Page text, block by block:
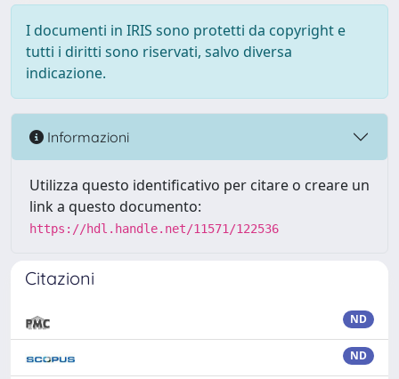
I documenti in IRIS sono protetti da copyright e
tutti i diritti sono riservati, salvo diversa
indicazione.
Informazioni
Utilizza questo identificativo per citare o creare un
link a questo documento:
https://hdl.handle.net/11571/122536
Citazioni
ND
ND